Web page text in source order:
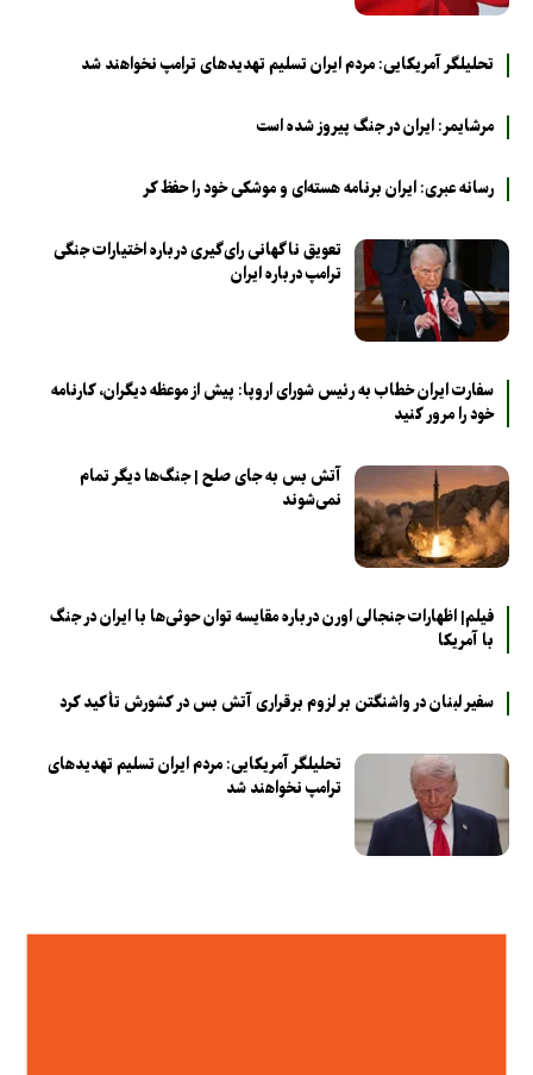
تحلیلگر آمریکایی: مردم ایران تسلیم تهدیدهای ترامپ نخواهند شد
مرشایمر: ایران در جنگ پیروز شده است
رسانه عبری: ایران برنامه هسته‌ای و موشکی خود را حفظ کر
تعویق ناگهانی رای‌گیری درباره اختیارات جنگی
ترامپ درباره ایران
سفارت ایران خطاب به رئیس شورای اروپا: پیش از موعظه دیگران، کارنامه
خود را مرور کنید
آتش بس به جای صلح | جنگ‌ها دیگر تمام
نمی‌شوند
فیلم| اظهارات جنجالی اورن درباره مقایسه توان حوثی‌ها با ایران در جنگ
با آمریکا
سفیر لبنان در واشنگتن بر لزوم برقراری آتش بس در کشورش تأکید کرد
تحلیلگر آمریکایی: مردم ایران تسلیم تهدیدهای
ترامپ نخواهند شد